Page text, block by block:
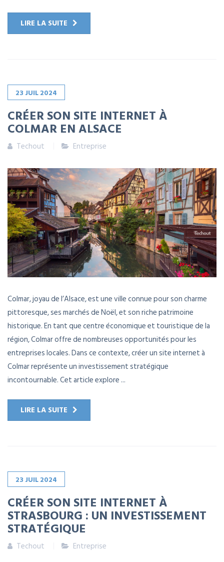
LIRE LA SUITE
23 JUIL2024
CRÉER SON SITE INTERNET À
COLMAR EN ALSACE
Techout Entreprise
Colmar, joyau de l’Alsace, est une ville connue pour son charme
pittoresque, ses marchés de Noël, et son riche patrimoine
historique. En tant que centre économique et touristique de la
région, Colmar offre de nombreuses opportunités pour les
entreprises locales. Dans ce contexte, créer un site internet à
Colmar représente un investissement stratégique
incontournable. Cet article explore ...
LIRE LA SUITE
23 JUIL2024
CRÉER SON SITE INTERNET À
STRASBOURG : UN INVESTISSEMENT
STRATÉGIQUE
Techout Entreprise